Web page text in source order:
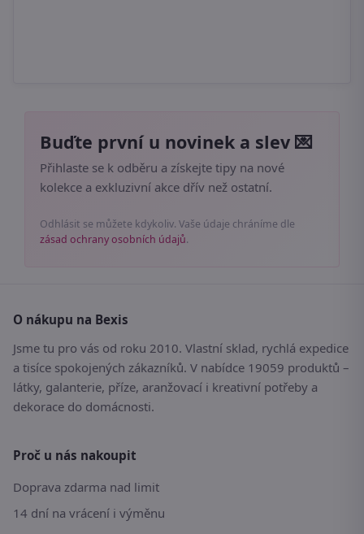
Buďte první u novinek a slev 💌
Přihlaste se k odběru a získejte tipy na nové
kolekce a exkluzivní akce dřív než ostatní.
Odhlásit se můžete kdykoliv. Vaše údaje chráníme dle
zásad ochrany osobních údajů.
O nákupu na Bexis
Jsme tu pro vás od roku 2010. Vlastní sklad, rychlá expedice
a tisíce spokojených zákazníků. V nabídce 19059 produktů –
látky, galanterie, příze, aranžovací i kreativní potřeby a
dekorace do domácnosti.
Proč u nás nakoupit
Doprava zdarma nad limit
14 dní na vrácení i výměnu